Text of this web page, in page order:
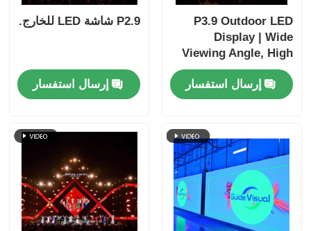
P3.9 Outdoor LED
Display | Wide
Viewing Angle, High
Refresh, Event-Ready
Performance
إرسال استفسار
P2.9 شاشة LED للخارج.
إرسال استفسار